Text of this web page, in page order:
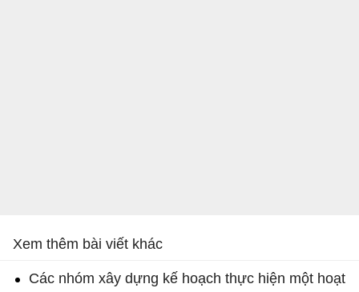
Xem thêm bài viết khác
Các nhóm xây dựng kế hoạch thực hiện một hoạt